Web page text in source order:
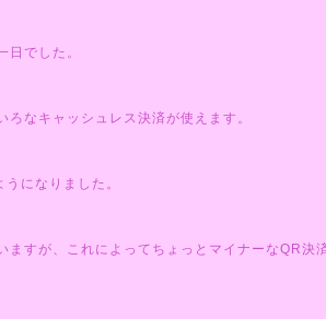
日でした。
なキャッシュレス決済が使えます。
になりました。
ますが、これによってちょっとマイナーなQR決